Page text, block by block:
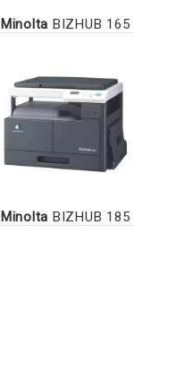
Minolta BIZHUB 165
Minolta BIZHUB 185